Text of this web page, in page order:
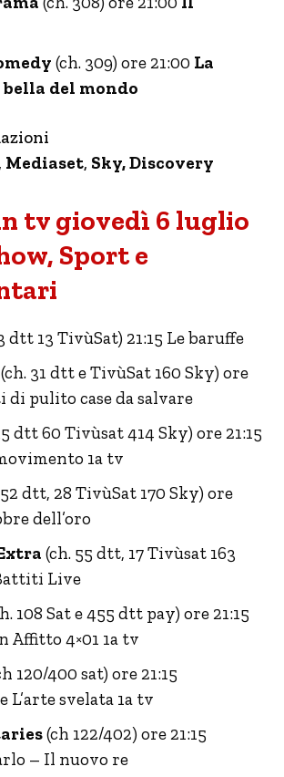
(ch. 309) ore 21:00 La
del mondo
, Mediaset, Sky, Discovery
tv giovedì 6 luglio
Sport e
dtt 13 TivùSat) 21:15 Le baruffe
(ch. 31 dtt e TivùSat 160 Sky) ore
di pulito case da salvare
dtt 60 Tivùsat 414 Sky) ore 21:15
1a tv
dtt, 28 TivùSat 170 Sky) ore
dell’oro
(ch. 55 dtt, 17 Tivùsat 163
Live
108 Sat e 455 dtt pay) ore 21:15
Affitto 4×01 1a tv
120/400 sat) ore 21:15
L’arte svelata 1a tv
(ch 122/402) ore 21:15
– Il nuovo re